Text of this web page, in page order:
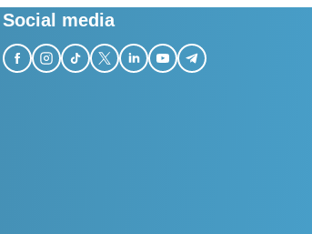
Social media